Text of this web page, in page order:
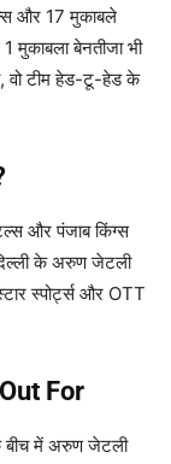
और 17 मुकाबले
मुकाबला बेनतीजा भी
वो टीम हेड-टू-हेड के
और पंजाब किंग्स
के अरुण जेटली
स्पोर्ट्स और OTT
For
बीच में अरुण जेटली